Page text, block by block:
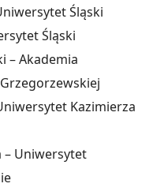
Śląski
Śląski
– Akademia
Kazimierza
– Uniwersytet